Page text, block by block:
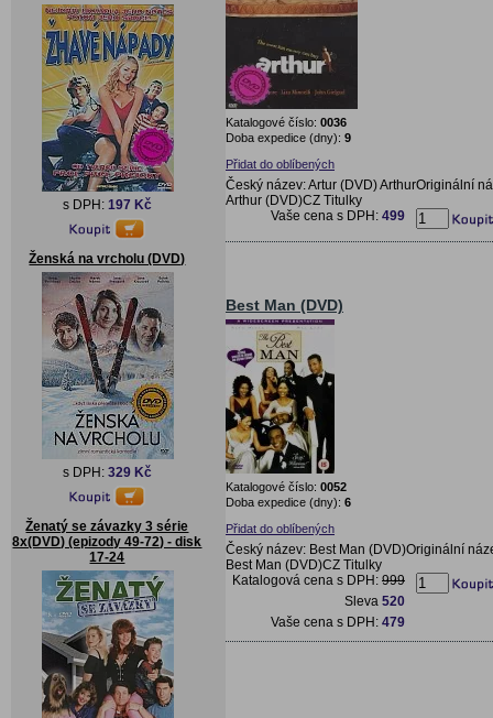
s DPH: 197 Kč
Ženská na vrcholu (DVD)
s DPH: 329 Kč
Ženatý se závazky 3 série
8x(DVD) (epizody 49-72) - disk
17-24
Katalogové číslo: 0036
Doba expedice (dny): 9
Přidat do oblíbených
Český název: Artur (DVD) ArthurOriginální
Arthur (DVD)CZ Titulky
Vaše cena s DPH: 499
Best Man (DVD)
Katalogové číslo: 0052
Doba expedice (dny): 6
Přidat do oblíbených
Český název: Best Man (DVD)Originální
Best Man (DVD)CZ Titulky
Katalogová cena s DPH: 999
Sleva 520
Vaše cena s DPH: 479